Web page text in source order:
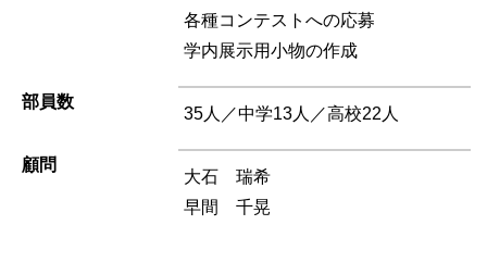
各種コンテストへの応募
学内展示用小物の作成
部員数
35人／中学13人／高校22人
顧問
大石 瑞希
早間 千晃